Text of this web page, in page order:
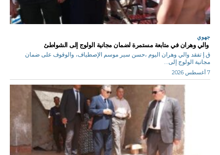
جهوي
والي وهران في متابعة مستمرة لضمان مجانية الولوج إلى الشواطئ
ق.إ تفقد والي وهران اليوم ،حسن سير موسم الإصطياف، والوقوف على ضمان
مجانية الولوج إلى...
7 أغسطس 2026